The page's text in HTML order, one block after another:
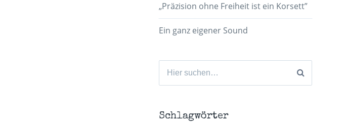
„Präzision ohne Freiheit ist ein Korsett”
Ein ganz eigener Sound
Suchen
Schlagwörter